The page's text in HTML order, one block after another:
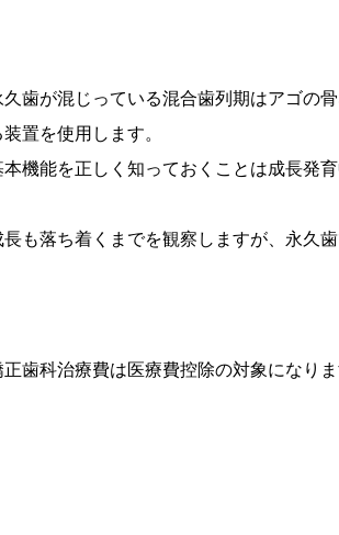
歯が混じっている混合歯列期はアゴの
置を使用します。
機能を正しく知っておくことは成長発
も落ち着くまでを観察しますが、永久
歯科治療費は医療費控除の対象になりま